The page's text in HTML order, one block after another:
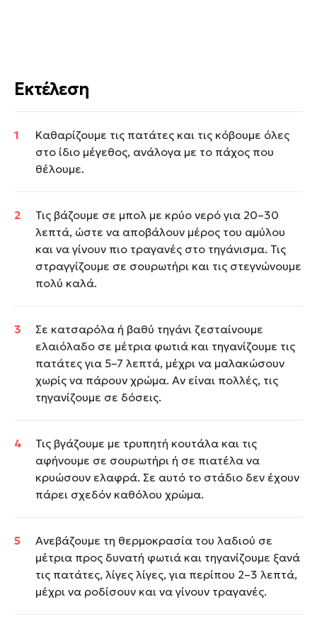
Εκτέλεση
Καθαρίζουμε τις πατάτες και τις κόβουμε όλες
στο ίδιο μέγεθος, ανάλογα με το πάχος που
θέλουμε.
Τις βάζουμε σε μπολ με κρύο νερό για 20–30
λεπτά, ώστε να αποβάλουν μέρος του αμύλου
και να γίνουν πιο τραγανές στο τηγάνισμα. Τις
στραγγίζουμε σε σουρωτήρι και τις στεγνώνουμε
πολύ καλά.
Σε κατσαρόλα ή βαθύ τηγάνι ζεσταίνουμε
ελαιόλαδο σε μέτρια φωτιά και τηγανίζουμε τις
πατάτες για 5–7 λεπτά, μέχρι να μαλακώσουν
χωρίς να πάρουν χρώμα. Αν είναι πολλές, τις
τηγανίζουμε σε δόσεις.
Τις βγάζουμε με τρυπητή κουτάλα και τις
αφήνουμε σε σουρωτήρι ή σε πιατέλα να
κρυώσουν ελαφρά. Σε αυτό το στάδιο δεν έχουν
πάρει σχεδόν καθόλου χρώμα.
Ανεβάζουμε τη θερμοκρασία του λαδιού σε
μέτρια προς δυνατή φωτιά και τηγανίζουμε ξανά
τις πατάτες, λίγες λίγες, για περίπου 2–3 λεπτά,
μέχρι να ροδίσουν και να γίνουν τραγανές.